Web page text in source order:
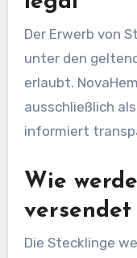
Der Erwerb von
unter den
erlaubt.
ausschließlich
informiert
Wie
versendet
Die Stecklinge